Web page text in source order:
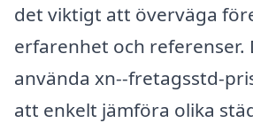
det viktigt att överväga
erfarenhet och referenser.
använda xn--fretagsstd-
att enkelt jämföra olika